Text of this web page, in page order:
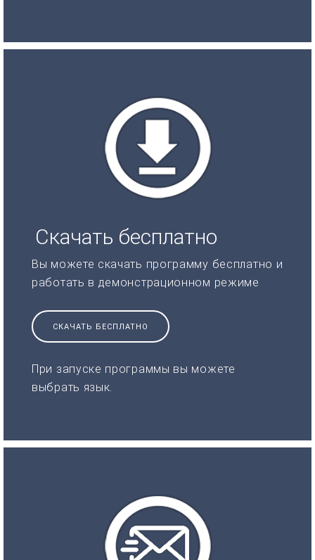
Скачать бесплатно
Вы можете скачать программу бесплатно и
работать в демонстрационном режиме
СКАЧАТЬ БЕСПЛАТНО
При запуске программы вы можете
выбрать язык.